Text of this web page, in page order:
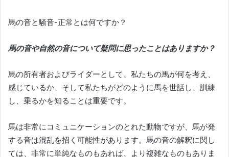
馬の音と騒音-正常とは何ですか？
馬の音や自然の音について疑問に思ったことはありますか？
馬の所有者およびライダーとして、私たちの馬が何を考え、
感じているか、そして私たちがどのように馬を世話し、訓練
し、乗るかを知ることは重要です。
馬は非常にコミュニケーションのとれた動物ですが、馬が発
する音は混乱を招く可能性があります。 馬の音の解釈に関し
ては、非常に単純なものもあれば、より複雑なものもありま